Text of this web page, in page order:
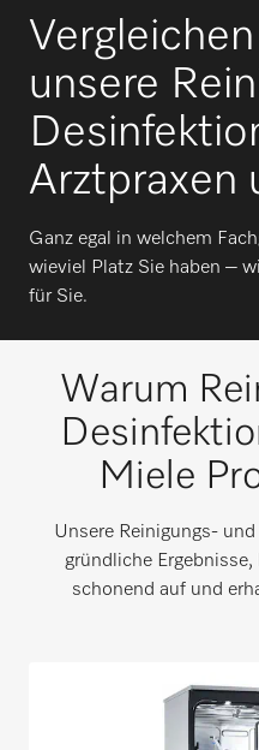
Vergleichen
unsere
Arztpraxen
Ganz egal in welchem
wieviel Platz Sie haben –
für Sie.
Warum
Miele
Unsere Reinigungs-
gründliche
schonend auf und